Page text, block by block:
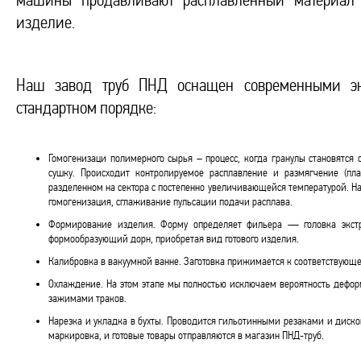
изделие.
Наш завод труб ПНД оснащен современными
стандартном порядке:
Гомогенизаци полимерного сырья – процесс, когда гранулы
сушку. Происходит контролируемое расплавление и размягчение
разделенном на сектора с постепенно увеличивающейся температурой.
гомогенизация, сглаживание пульсации подачи расплава.
Формирование изделия. Форму определяет фильера — головка
формообразующий дорн, приобретая вид готового изделия.
Калибровка в вакуумной ванне. Заготовка прижимается к
Охлаждение. На этом этапе мы полностью исключаем вероятность
зажимами траков.
Нарезка и укладка в бухты. Проводится гильотинными резаками и
маркировка, и готовые товары отправляются в магазин ПНД-труб.